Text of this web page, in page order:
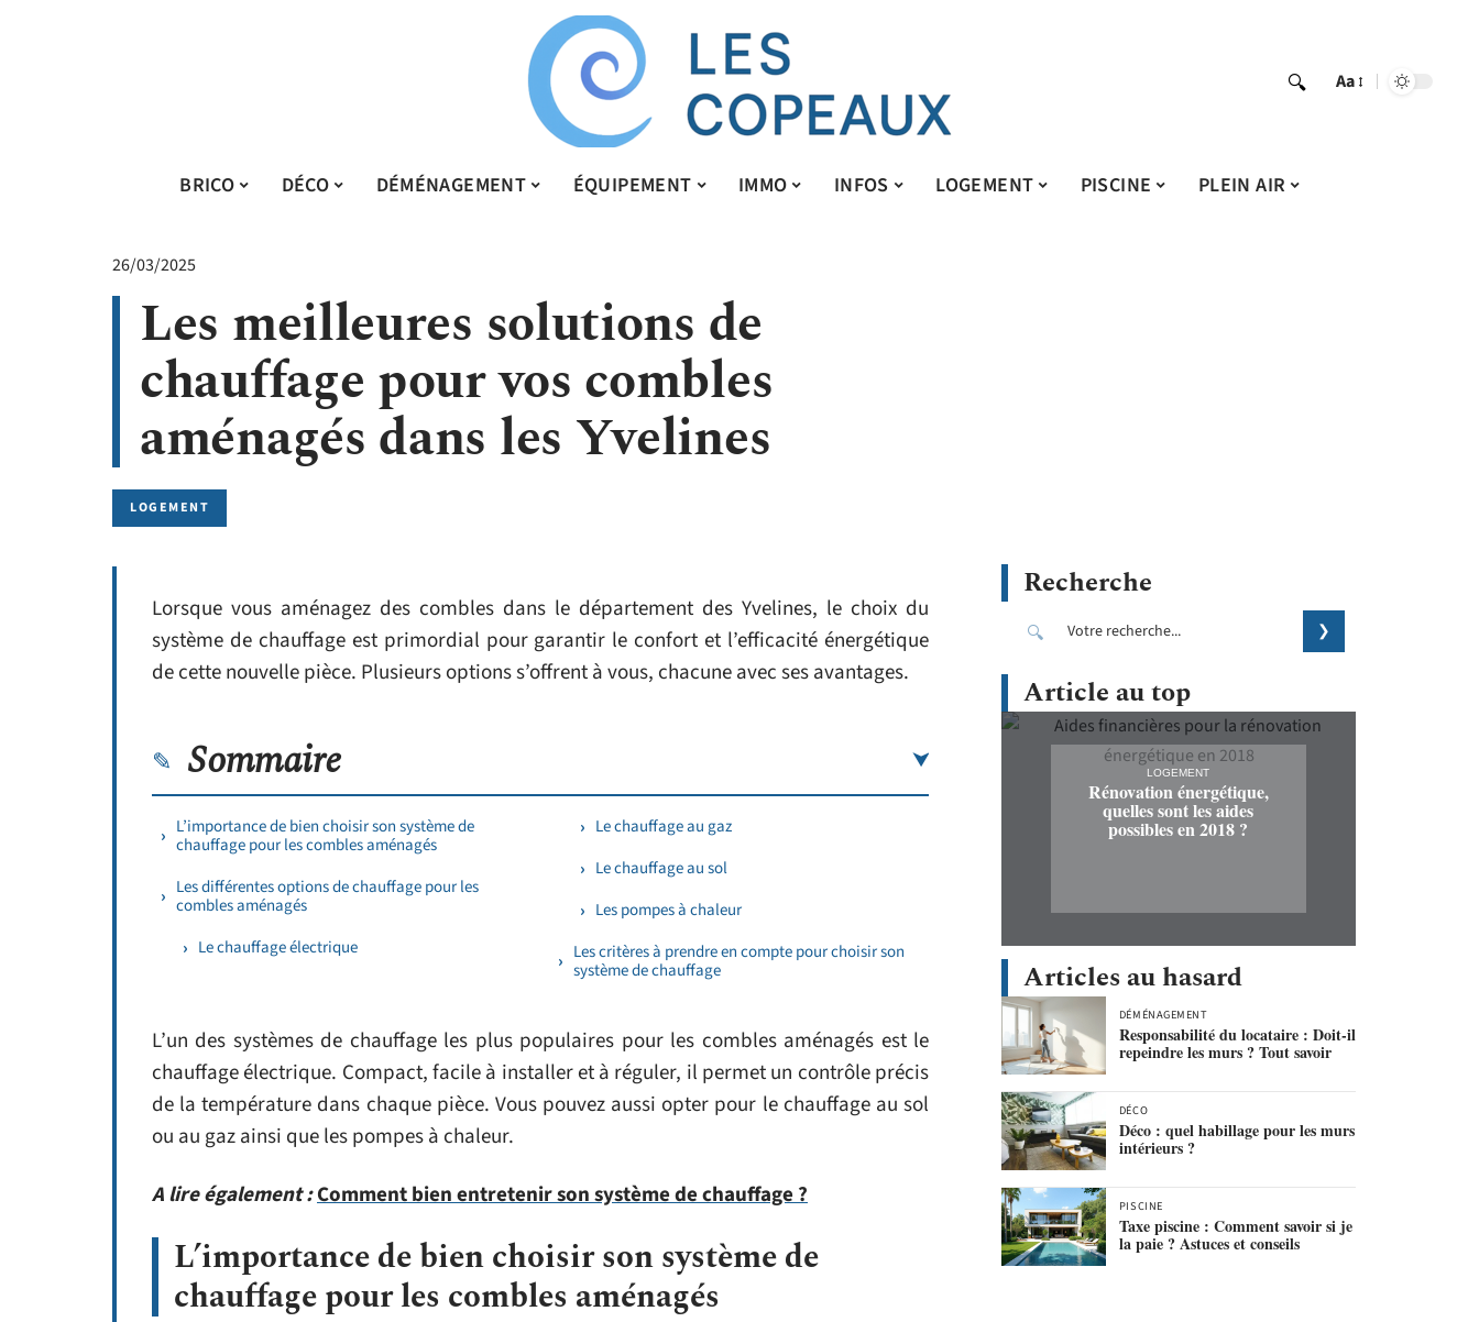
Aa
BRICO DÉCO DÉMÉNAGEMENT ÉQUIPEMENT IMMO INFOS LOGEMENT PISCINE PLEIN AIR
26/03/2025
Les meilleures solutions de
chauffage pour vos combles
aménagés dans les Yvelines
LOGEMENT
Lorsque vous aménagez des combles dans le département des Yvelines, le choix du
système de chauffage est primordial pour garantir le confort et l’efficacité énergétique
de cette nouvelle pièce. Plusieurs options s’offrent à vous, chacune avec ses avantages.
Sommaire
L’importance de bien choisir son système de
chauffage pour les combles aménagés
Les différentes options de chauffage pour les
combles aménagés
Le chauffage électrique
Le chauffage au gaz
Le chauffage au sol
Les pompes à chaleur
Les critères à prendre en compte pour choisir son
système de chauffage
L’un des systèmes de chauffage les plus populaires pour les combles aménagés est le
chauffage électrique. Compact, facile à installer et à réguler, il permet un contrôle précis
de la température dans chaque pièce. Vous pouvez aussi opter pour le chauffage au sol
ou au gaz ainsi que les pompes à chaleur.
A lire également :Comment bien entretenir son système de chauffage ?
L’importance de bien choisir son système de
chauffage pour les combles aménagés
Recherche
Article au top
LOGEMENT
Rénovation énergétique,
quelles sont les aides
possibles en 2018 ?
Articles au hasard
DÉMÉNAGEMENT
Responsabilité du locataire : Doit-il
repeindre les murs ? Tout savoir
DÉCO
Déco : quel habillage pour les murs
intérieurs ?
PISCINE
Taxe piscine : Comment savoir si je
la paie ? Astuces et conseils